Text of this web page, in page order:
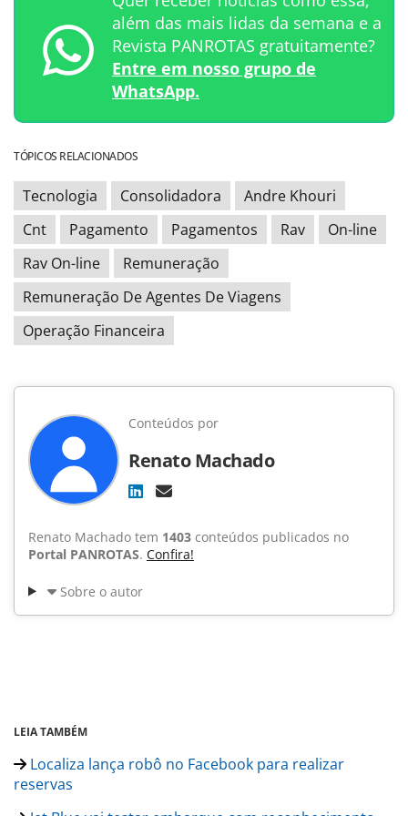
além das mais lidas da semana e a
Revista PANROTAS gratuitamente?
Entre em nosso grupo de
WhatsApp.
TÓPICOS RELACIONADOS
Tecnologia Consolidadora
Andre Khouri
Cnt
Pagamento Pagamentos Rav
On-line
Rav On-line
Remuneração
Remuneração De Agentes De Viagens
Operação Financeira
Conteúdos por
Renato Machado
Renato Machado tem 1403 conteúdos publicados no
Portal PANROTAS. Confira!
Sobre o autor
LEIA TAMBÉM
Localiza lança robô no Facebook para realizar
reservas